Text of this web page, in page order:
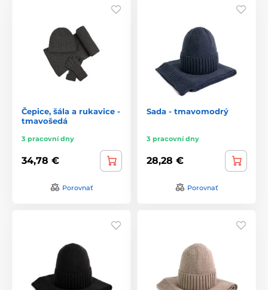
Čepice, šála a rukavice -
tmavošedá
3 pracovní dny
34,78 €
Porovnať
Sada - tmavomodrý
3 pracovní dny
28,28 €
Porovnať